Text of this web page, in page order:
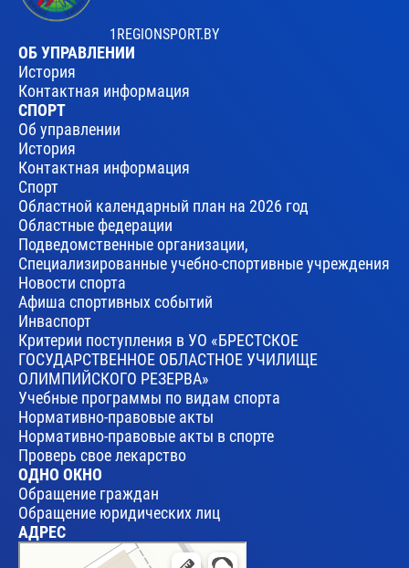
1REGIONSPORT.BY
ОБ УПРАВЛЕНИИ
История
Контактная информация
СПОРТ
Об управлении
История
Контактная информация
Спорт
Областной календарный план на 2026 год
Областные федерации
Подведомственные организации,
Специализированные учебно-спортивные учреждения
Новости спорта
Афиша спортивных событий
Инваспорт
Критерии поступления в УО «БРЕСТСКОЕ
ГОСУДАРСТВЕННОЕ ОБЛАСТНОЕ УЧИЛИЩЕ
ОЛИМПИЙСКОГО РЕЗЕРВА»
Учебные программы по видам спорта
Нормативно-правовые акты
Нормативно-правовые акты в спорте
Проверь свое лекарство
ОДНО ОКНО
Обращение граждан
Обращение юридических лиц
АДРЕС
Брест
Улица Леваневского, 17 — Яндекс Карты